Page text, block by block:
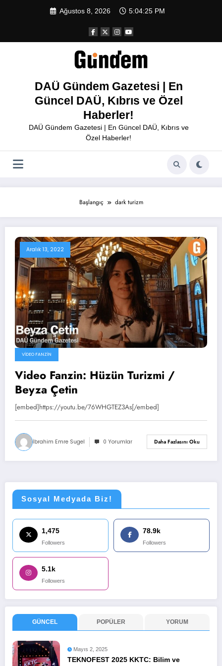
Ağustos 8, 2026 5:04:25 PM
DAÜ Gündem Gazetesi | En
Güncel DAÜ, Kıbrıs ve Özel
Haberler!
DAÜ Gündem Gazetesi | En Güncel DAÜ, Kıbrıs ve
Özel Haberler!
Başlangıç dark turizm
Aralık 13, 2022
VIDEO FANZIN
Video Fanzin: Hüzün Turizmi /
Beyza Çetin
[embed]https://youtu.be/76WHGTEZ3As[/embed]
İbrahim Emre Sugel 0 Yorumlar Daha Fazlasını Oku
Sosyal Medyada Biz!
1,475
Followers
78.9k
Followers
5.1k
Followers
GÜNCEL POPÜLER YORUM
Mayıs 2, 2025
TEKNOFEST 2025 KKTC: Bilim ve